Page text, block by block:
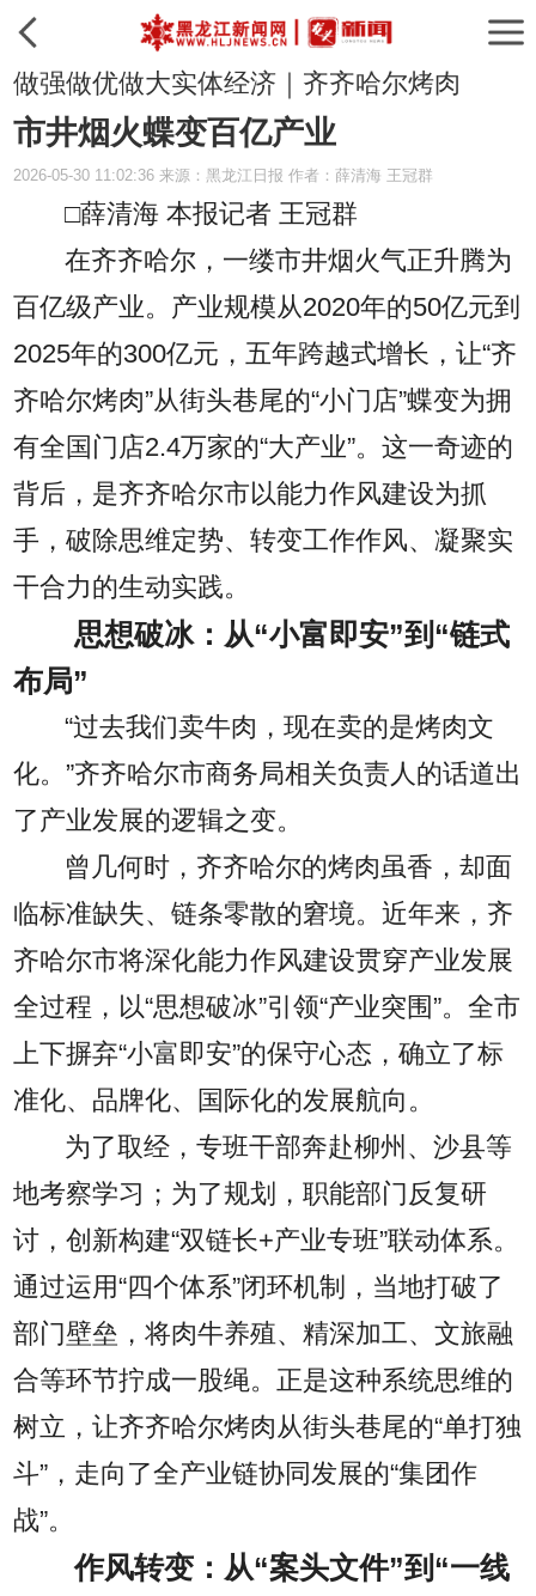
做强做优做大实体经济｜齐齐哈尔烤肉
市井烟火蝶变百亿产业
2026-05-30 11:02:36 来源：黑龙江日报 作者：薛清海 王冠群
□薛清海 本报记者 王冠群
在齐齐哈尔，一缕市井烟火气正升腾为
百亿级产业。产业规模从2020年的50亿元到
2025年的300亿元，五年跨越式增长，让“齐
齐哈尔烤肉”从街头巷尾的“小门店”蝶变为拥
有全国门店2.4万家的“大产业”。这一奇迹的
背后，是齐齐哈尔市以能力作风建设为抓
手，破除思维定势、转变工作作风、凝聚实
干合力的生动实践。
思想破冰：从“小富即安”到“链式
布局”
“过去我们卖牛肉，现在卖的是烤肉文
化。”齐齐哈尔市商务局相关负责人的话道出
了产业发展的逻辑之变。
曾几何时，齐齐哈尔的烤肉虽香，却面
临标准缺失、链条零散的窘境。近年来，齐
齐哈尔市将深化能力作风建设贯穿产业发展
全过程，以“思想破冰”引领“产业突围”。全市
上下摒弃“小富即安”的保守心态，确立了标
准化、品牌化、国际化的发展航向。
为了取经，专班干部奔赴柳州、沙县等
地考察学习；为了规划，职能部门反复研
讨，创新构建“双链长+产业专班”联动体系。
通过运用“四个体系”闭环机制，当地打破了
部门壁垒，将肉牛养殖、精深加工、文旅融
合等环节拧成一股绳。正是这种系统思维的
树立，让齐齐哈尔烤肉从街头巷尾的“单打独
斗”，走向了全产业链协同发展的“集团作
战”。
作风转变：从“案头文件”到“一线